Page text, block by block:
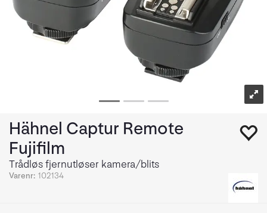
Hähnel Captur Remote
Fujifilm
Trådløs fjernutløser kamera/blits
Varenr: 102134